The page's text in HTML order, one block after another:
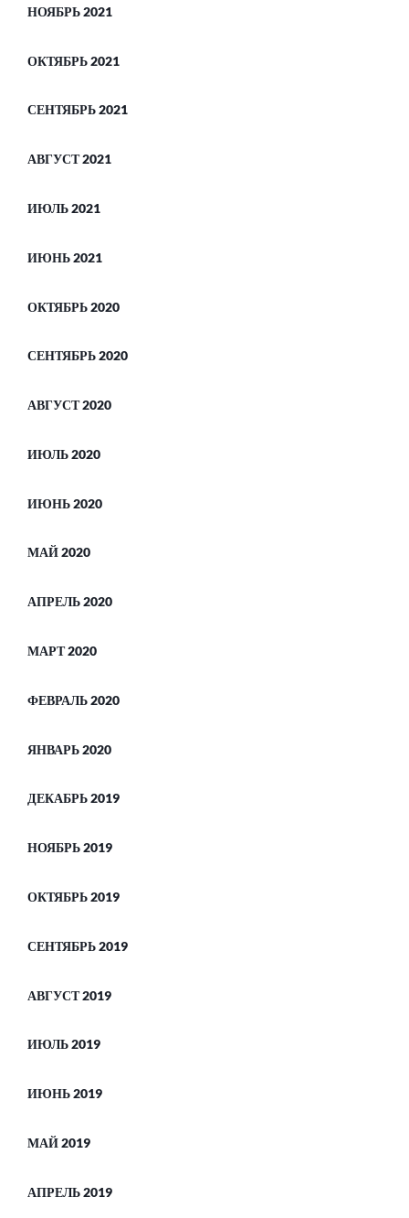
НОЯБРЬ 2021
ОКТЯБРЬ 2021
СЕНТЯБРЬ 2021
АВГУСТ 2021
ИЮЛЬ 2021
ИЮНЬ 2021
ОКТЯБРЬ 2020
СЕНТЯБРЬ 2020
АВГУСТ 2020
ИЮЛЬ 2020
ИЮНЬ 2020
МАЙ 2020
АПРЕЛЬ 2020
МАРТ 2020
ФЕВРАЛЬ 2020
ЯНВАРЬ 2020
ДЕКАБРЬ 2019
НОЯБРЬ 2019
ОКТЯБРЬ 2019
СЕНТЯБРЬ 2019
АВГУСТ 2019
ИЮЛЬ 2019
ИЮНЬ 2019
МАЙ 2019
АПРЕЛЬ 2019